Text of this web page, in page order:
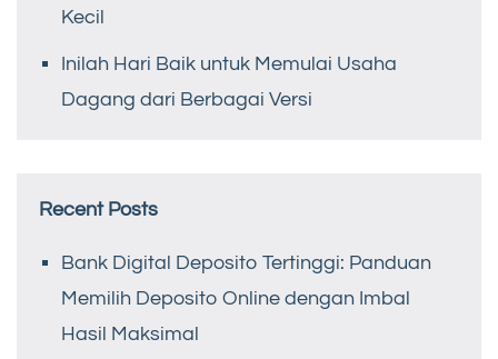
Kecil
Inilah Hari Baik untuk Memulai Usaha
Dagang dari Berbagai Versi
Recent Posts
Bank Digital Deposito Tertinggi: Panduan
Memilih Deposito Online dengan Imbal
Hasil Maksimal